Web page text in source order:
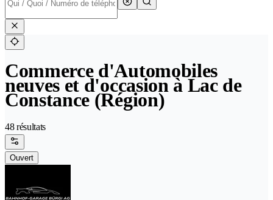
Commerce d'Automobiles
neuves et d'occasion à Lac de
Constance (Région)
48 résultats
Ouvert